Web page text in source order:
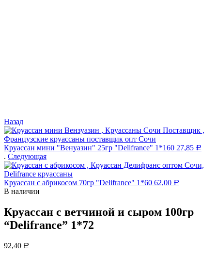
Назад
Круассан мини "Венуазин" 25гр "Delifrance" 1*160 27,85 Р
. Следующая
Круассан с абрикосом 70гр "Delifrance" 1*60 62,00 Р
В наличии
Круассан с ветчиной и сыром 100гр
“Delifrance” 1*72
92,40 Р